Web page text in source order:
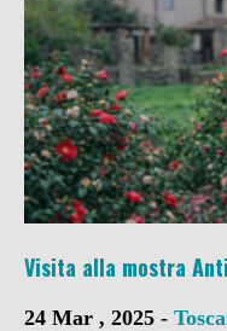
Visita alla mostra
24 Mar , 2025 -